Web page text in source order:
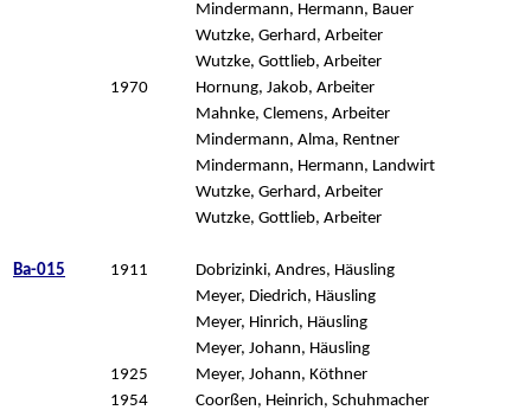
Mindermann, Hermann, Bauer
Wutzke, Gerhard, Arbeiter
Wutzke, Gottlieb, Arbeiter
1970
Hornung, Jakob, Arbeiter
Mahnke, Clemens, Arbeiter
Mindermann, Alma, Rentner
Mindermann, Hermann, Landwirt
Wutzke, Gerhard, Arbeiter
Wutzke, Gottlieb, Arbeiter
Ba-015 1911
Dobrizinki, Andres, Häusling
Meyer, Diedrich, Häusling
Meyer, Hinrich, Häusling
Meyer, Johann, Häusling
1925
Meyer, Johann, Köthner
1954
Coorßen, Heinrich, Schuhmacher